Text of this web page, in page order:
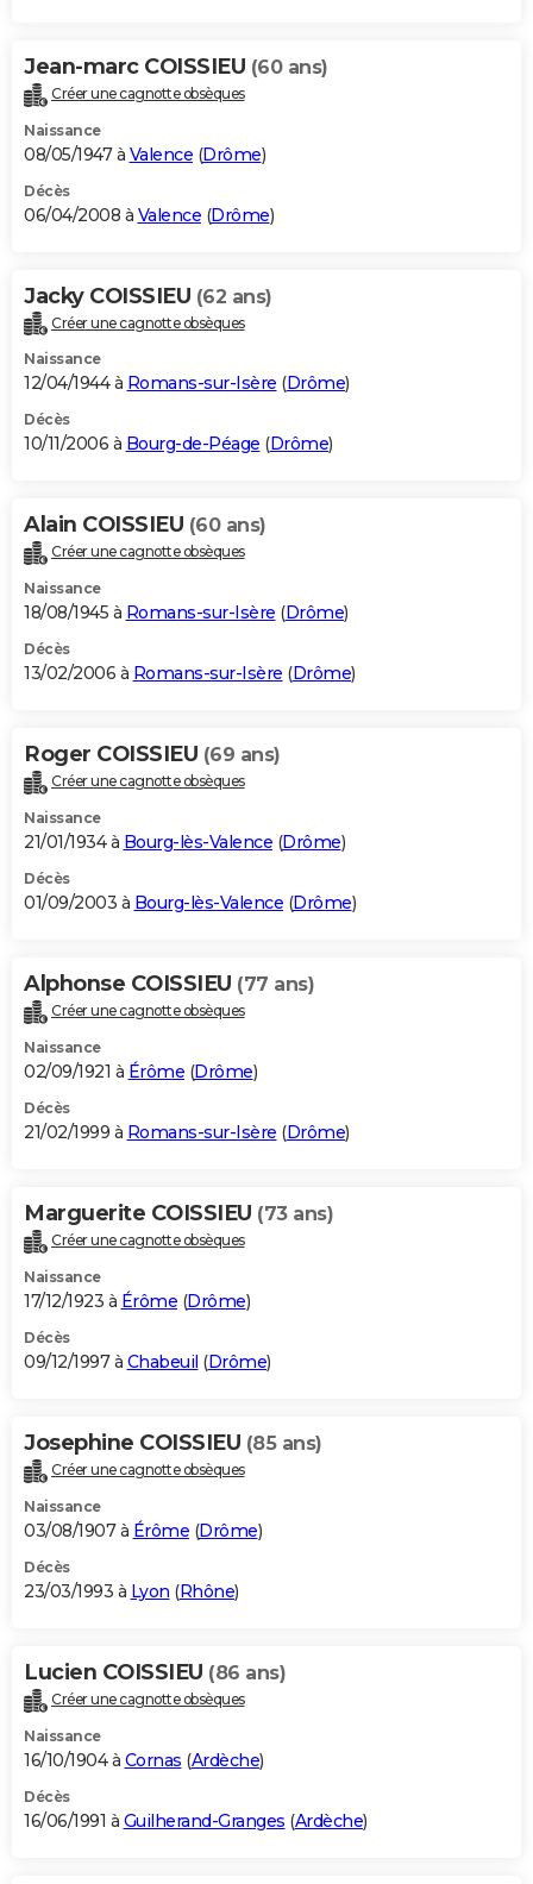
Jean-marc COISSIEU (60 ans)
Créer une cagnotte obsèques
Naissance
08/05/1947 à Valence (Drôme)
Décès
06/04/2008 à Valence (Drôme)
Jacky COISSIEU (62 ans)
Créer une cagnotte obsèques
Naissance
12/04/1944 à Romans-sur-Isère (Drôme)
Décès
10/11/2006 à Bourg-de-Péage (Drôme)
Alain COISSIEU (60 ans)
Créer une cagnotte obsèques
Naissance
18/08/1945 à Romans-sur-Isère (Drôme)
Décès
13/02/2006 à Romans-sur-Isère (Drôme)
Roger COISSIEU (69 ans)
Créer une cagnotte obsèques
Naissance
21/01/1934 à Bourg-lès-Valence (Drôme)
Décès
01/09/2003 à Bourg-lès-Valence (Drôme)
Alphonse COISSIEU (77 ans)
Créer une cagnotte obsèques
Naissance
02/09/1921 à Érôme (Drôme)
Décès
21/02/1999 à Romans-sur-Isère (Drôme)
Marguerite COISSIEU (73 ans)
Créer une cagnotte obsèques
Naissance
17/12/1923 à Érôme (Drôme)
Décès
09/12/1997 à Chabeuil (Drôme)
Josephine COISSIEU (85 ans)
Créer une cagnotte obsèques
Naissance
03/08/1907 à Érôme (Drôme)
Décès
23/03/1993 à Lyon (Rhône)
Lucien COISSIEU (86 ans)
Créer une cagnotte obsèques
Naissance
16/10/1904 à Cornas (Ardèche)
Décès
16/06/1991 à Guilherand-Granges (Ardèche)